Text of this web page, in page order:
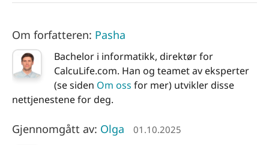
Om forfatteren: Pasha
Bachelor i informatikk, direktør for
CalcuLife.com. Han og teamet av eksperter
(se siden Om oss for mer) utvikler disse
nettjenestene for deg.
Gjennomgått av: Olga 01.10.2025